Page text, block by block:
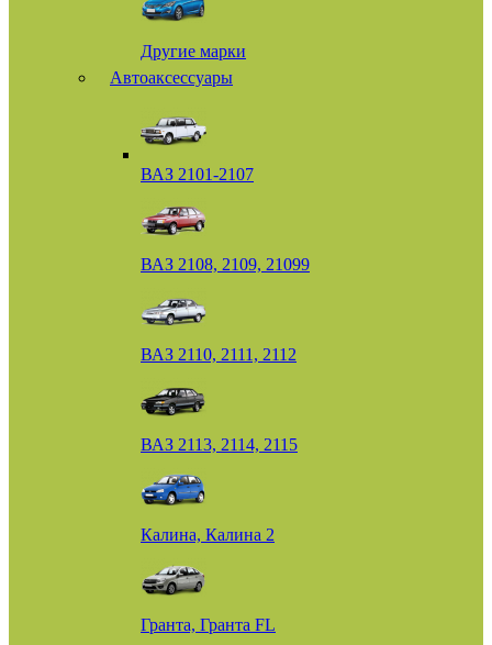
Другие марки
Автоаксессуары
ВАЗ 2101-2107
ВАЗ 2108, 2109, 21099
ВАЗ 2110, 2111, 2112
ВАЗ 2113, 2114, 2115
Калина, Калина 2
Гранта, Гранта FL